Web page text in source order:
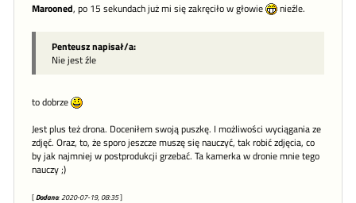
Marooned, po 15 sekundach już mi się zakręciło w głowie nieźle.
Penteusz napisał/a:
Nie jest źle
to dobrze
Jest plus też drona. Doceniłem swoją puszkę. I możliwości wyciągania ze
zdjęć. Oraz, to, że sporo jeszcze muszę się nauczyć, tak robić zdjęcia, co
by jak najmniej w postprodukcji grzebać. Ta kamerka w dronie mnie tego
nauczy ;)
[Dodano: 2020-07-19, 08:35]